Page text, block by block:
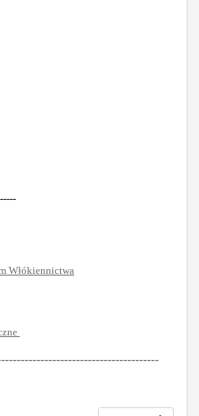
Włókiennictwa